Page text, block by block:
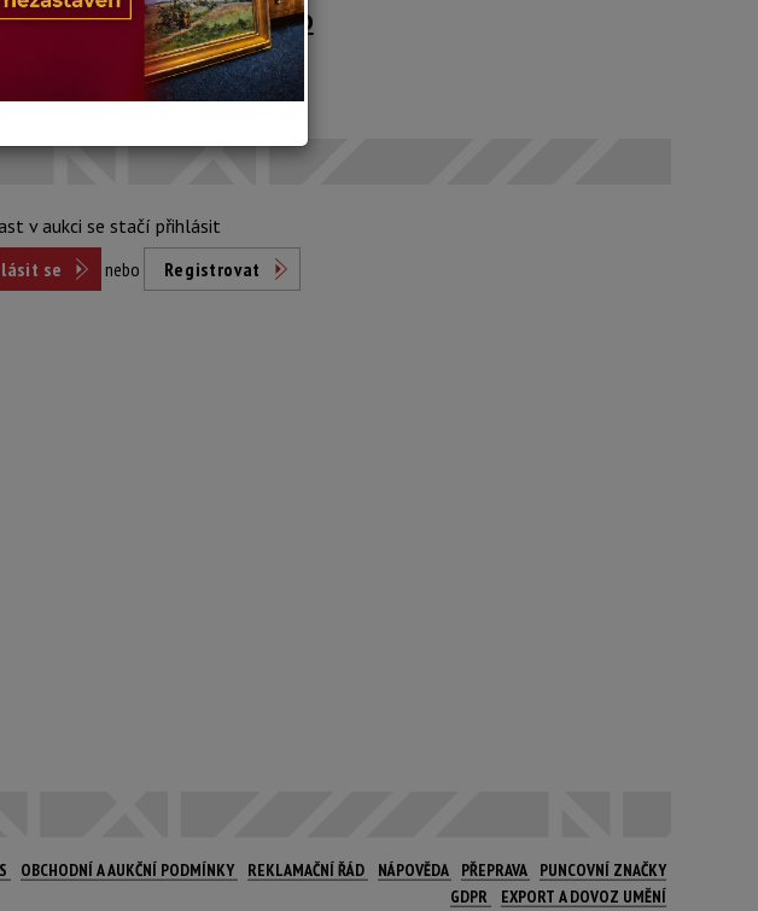
cena: Dostupné po
cena: 300 Kč
v aukci se stačí přihlásit
se
nebo Registrovat
OBCHODNÍ A AUKČNÍ PODMÍNKY REKLAMAČNÍ ŘÁD NÁPOVĚDA PŘEPRAVA
PUNCOVNÍ ZNAČKY
GDPR
EXPORT A DOVOZ UMĚNÍ